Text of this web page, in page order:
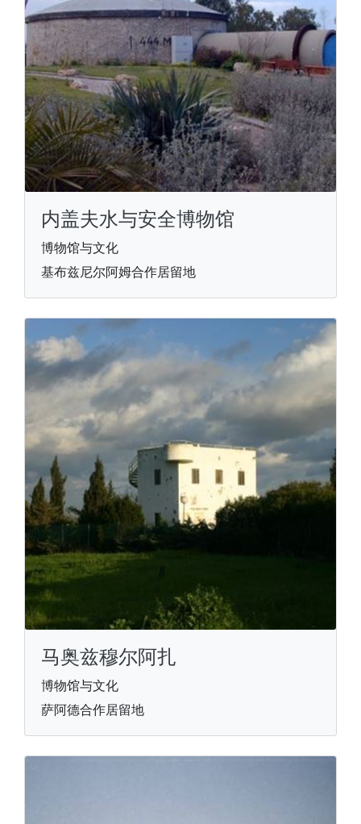
内盖夫水与安全博物馆
博物馆与文化
基布兹尼尔阿姆合作居留地
马奥兹穆尔阿扎
博物馆与文化
萨阿德合作居留地